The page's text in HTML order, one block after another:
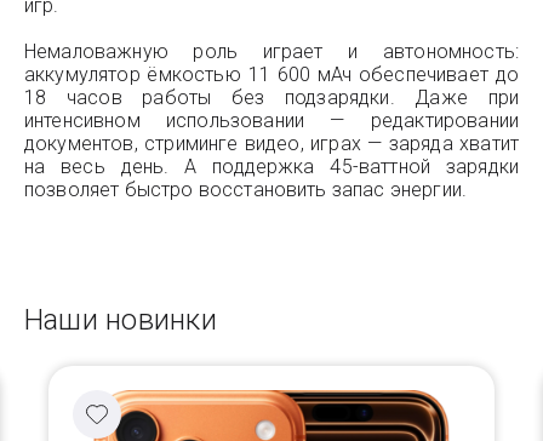
игр.
Немаловажную роль играет и автономность:
аккумулятор ёмкостью 11 600 мАч обеспечивает до
18 часов работы без подзарядки. Даже при
интенсивном использовании — редактировании
документов, стриминге видео, играх — заряда хватит
на весь день. А поддержка 45-ваттной зарядки
позволяет быстро восстановить запас энергии.
Наши новинки